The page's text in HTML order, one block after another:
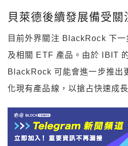
貝萊德後續發展備受關
目前外界關注 BlackRock 下一
及相關 ETF 產品。由於 IBIT
BlackRock 可能會進一步推出
化現有產品線，以搶占快速成